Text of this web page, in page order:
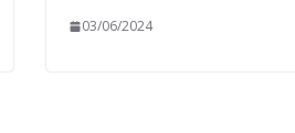
03/06/2024